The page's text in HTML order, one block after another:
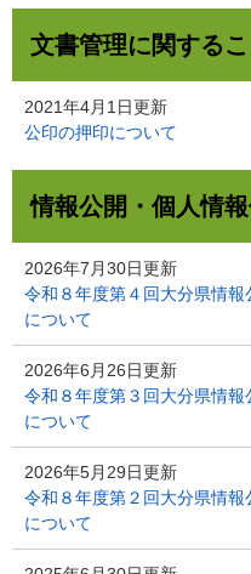
文書管理に関するこ
2021年4月1日更新
公印の押印について
情報公開・個人情
2026年7月30日更新
令和８年度第４回大分県情
について
2026年6月26日更新
令和８年度第３回大分県情
について
2026年5月29日更新
令和８年度第２回大分県情
について